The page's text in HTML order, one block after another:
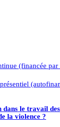
(financée
le travail
la violence ?